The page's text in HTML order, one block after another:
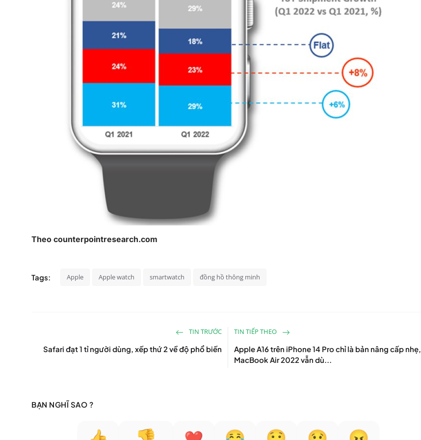
Theo counterpointresearch.com
Tags: Apple Apple watch smartwatch đồng hồ thông minh
TIN TRƯỚC
Safari đạt 1 tỉ người dùng, xếp thứ 2 về độ phổ biến
TIN TIẾP THEO
Apple A16 trên iPhone 14 Pro chỉ là bản nâng cấp nhẹ,
MacBook Air 2022 vẫn dù...
BẠN NGHĨ SAO ?